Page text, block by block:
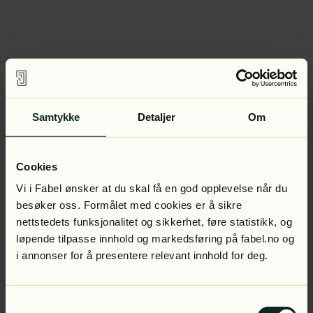
Samtykke Detaljer Om
Cookies
Vi i Fabel ønsker at du skal få en god opplevelse når du
besøker oss. Formålet med cookies er å sikre
nettstedets funksjonalitet og sikkerhet, føre statistikk, og
løpende tilpasse innhold og markedsføring på fabel.no og
i annonser for å presentere relevant innhold for deg.